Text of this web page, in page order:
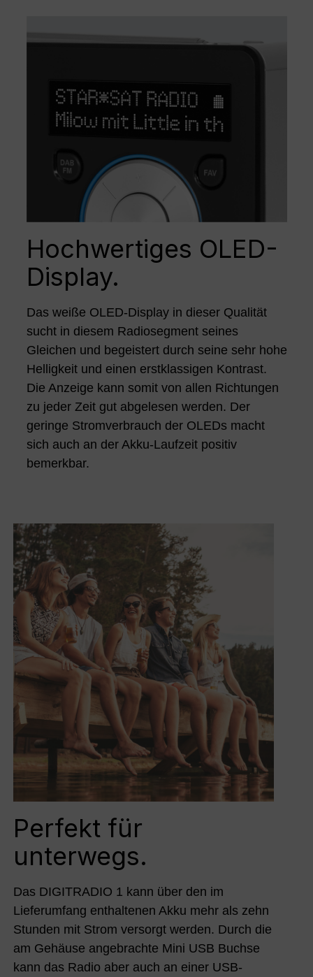
Hochwertiges OLED-
Display.
Das weiße OLED-Display in dieser Qualität
sucht in diesem Radiosegment seines
Gleichen und begeistert durch seine sehr hohe
Helligkeit und einen erstklassigen Kontrast.
Die Anzeige kann somit von allen Richtungen
zu jeder Zeit gut abgelesen werden. Der
geringe Stromverbrauch der OLEDs macht
sich auch an der Akku-Laufzeit positiv
bemerkbar.
Perfekt für
unterwegs.
Das DIGITRADIO 1 kann über den im
Lieferumfang enthaltenen Akku mehr als zehn
Stunden mit Strom versorgt werden. Durch die
am Gehäuse angebrachte Mini USB Buchse
kann das Radio aber auch an einer USB-